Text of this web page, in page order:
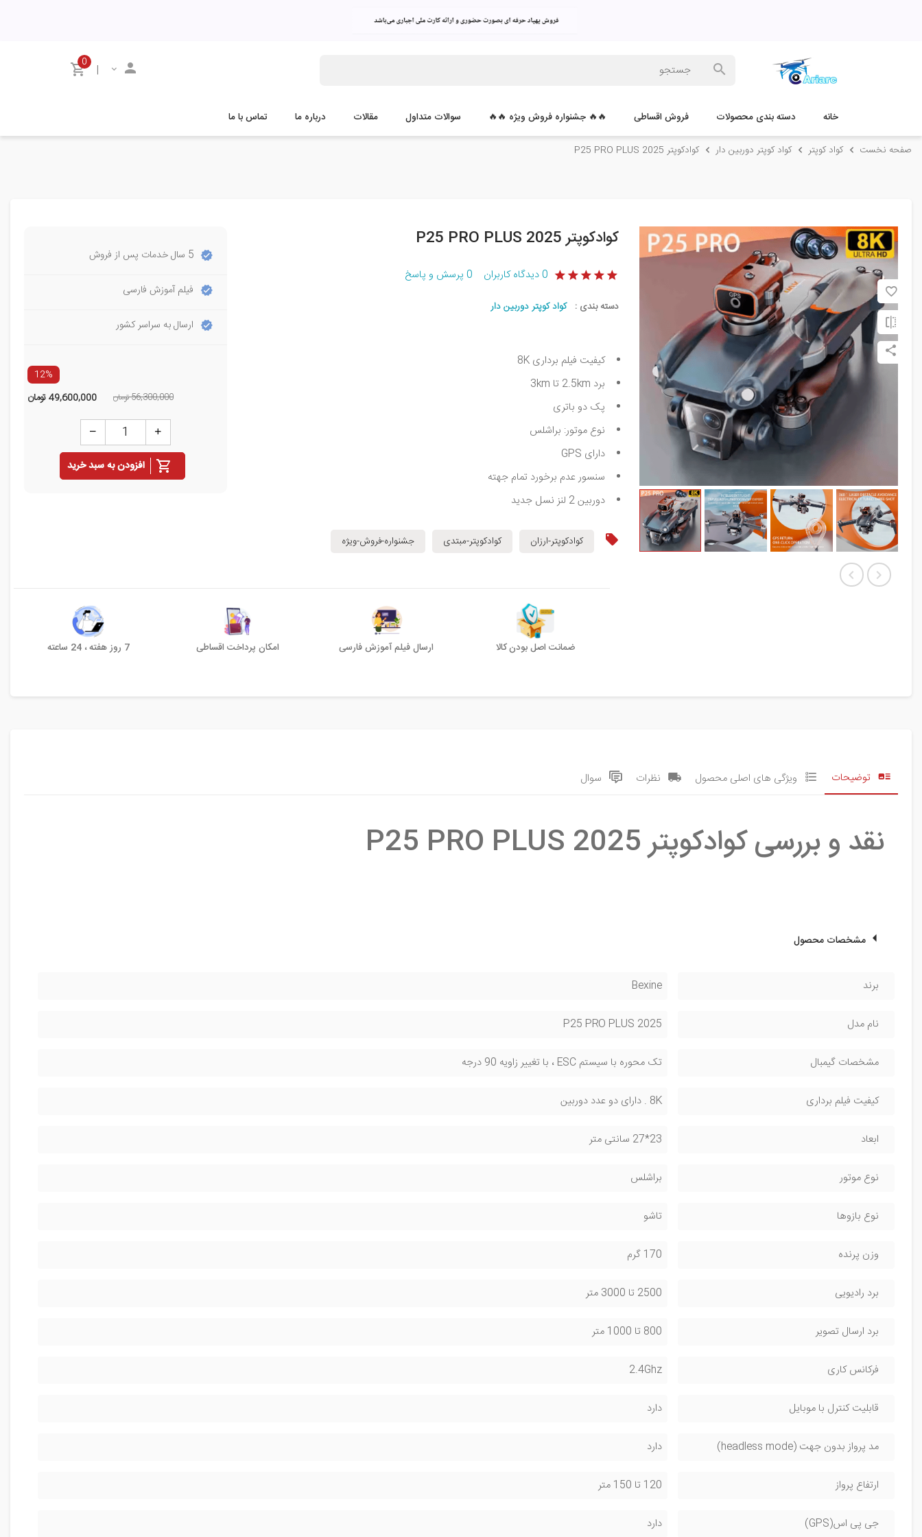
|
0
خانه دسته بندی محصولات فروش اقساطی 🔥🔥 جشنواره فروش ویژه 🔥🔥 سوالات متداول مقالات درباره ما تماس با ما
صفحه نخست کواد کوپتر کواد کوپتر دوربین دار کوادکوپتر P25 PRO PLUS 2025
کوادکوپتر P25 PRO PLUS 2025
0دیدگاه کاربران 0 پرسش و پاسخ
دسته بندی : کواد کوپتر دوربین دار
کیفیت فیلم برداری 8K
برد 2.5km تا 3km
پک دو باتری
نوع موتور: براشلس
دارای GPS
سنسور عدم برخورد تمام جهته
دوربین 2 لنز نسل جدید
کوادکوپتر-ارزان کوادکوپتر-مبتدی جشنواره-فروش-ویژه
5 سال خدمات پس از فروش
فیلم آموزش فارسی
ارسال به سراسر کشور
12%
56,300,000 تومان 49,600,000تومان
افزودن به سبد خرید
ضمانت اصل بودن کالا ارسال فیلم آموزش فارسی امکان پرداخت اقساطی 7 روز هفته ، 24 ساعته
توضیحات ویژگی های اصلی محصول نظرات سوال
نقد و بررسی کوادکوپتر P25 PRO PLUS 2025
مشخصات محصول
برند Bexine
نام مدل P25 PRO PLUS 2025
مشخصات گیمبال تک محوره با سیستم ESC ، با تغییر زاویه 90 درجه
کیفیت فیلم برداری 8K . دارای دو عدد دوربین
ابعاد 23*27 سانتی متر
نوع موتور براشلس
نوع بازوها تاشو
وزن پرنده 170 گرم
برد رادیویی 2500 تا 3000 متر
برد ارسال تصویر 800 تا 1000 متر
فرکانس کاری 2.4Ghz
قابلیت کنترل با موبایل دارد
مد پرواز بدون جهت (headless mode) دارد
ارتفاع پرواز 120 تا 150 متر
جی پی اس(GPS) دارد